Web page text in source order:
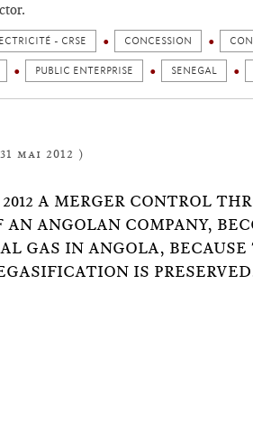
- CRSE CONCESSION
PUBLIC ENTERPRISE SENEGAL
mai 2012 )
A MERGER CONTROL
AN ANGOLAN COMPANY,
GAS IN ANGOLA, BECAUSE
IS